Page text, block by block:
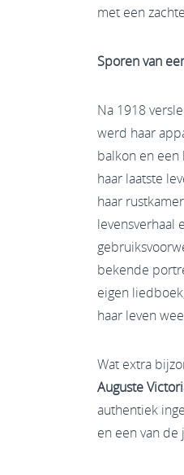
met een
Sporen van
Na 1918
werd haar
balkon en een
haar laatste
haar
levensverhaal
bekende
eigen
haar leven
Wat extra
Auguste
authentiek
en een van de